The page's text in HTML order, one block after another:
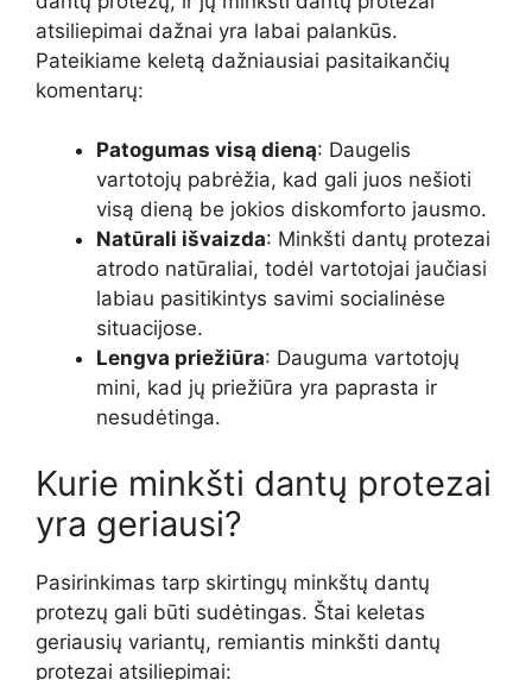
atsiliepimai dažnai yra labai palankūs.
Pateikiame keletą dažniausiai pasitaikančių
komentarų:
Patogumas visą dieną: Daugelis
vartotojų pabrėžia, kad gali juos nešioti
visą dieną be jokios diskomforto jausmo.
Natūrali išvaizda: Minkšti dantų protezai
atrodo natūraliai, todėl vartotojai jaučiasi
labiau pasitikintys savimi socialinėse
situacijose.
Lengva priežiūra: Dauguma vartotojų
mini, kad jų priežiūra yra paprasta ir
nesudėtinga.
Kurie minkšti dantų protezai
yra geriausi?
Pasirinkimas tarp skirtingų minkštų dantų
protezų gali būti sudėtingas. Štai keletas
geriausių variantų, remiantis minkšti dantų
protezai atsiliepimai: